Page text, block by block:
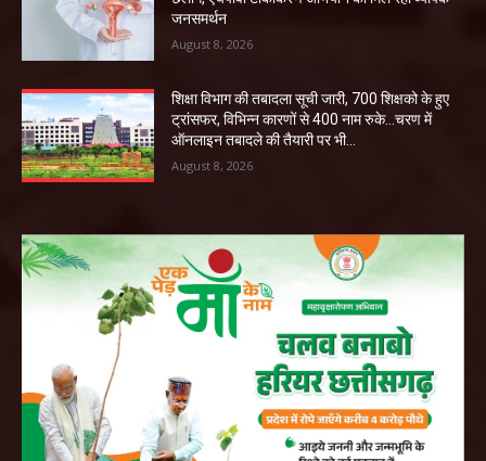
जनसमर्थन
August 8, 2026
शिक्षा विभाग की तबादला सूची जारी, 700 शिक्षको के हुए
ट्रांसफर, विभिन्न कारणों से 400 नाम रुके…चरण में
ऑनलाइन तबादले की तैयारी पर भी...
August 8, 2026